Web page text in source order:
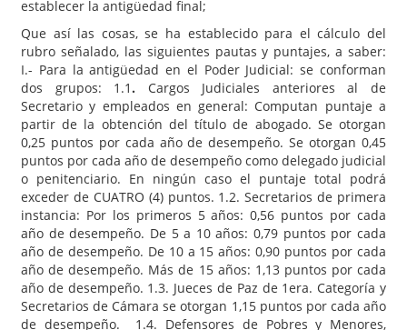
establecer la antigüedad final;
Que así las cosas, se ha establecido para el cálculo del
rubro señalado, las siguientes pautas y puntajes, a saber:
I.- Para la antigüedad en el Poder Judicial: se conforman
dos grupos: 1.1. Cargos Judiciales anteriores al de
Secretario y empleados en general: Computan puntaje a
partir de la obtención del título de abogado. Se otorgan
0,25 puntos por cada año de desempeño. Se otorgan 0,45
puntos por cada año de desempeño como delegado judicial
o penitenciario. En ningún caso el puntaje total podrá
exceder de CUATRO (4) puntos. 1.2. Secretarios de primera
instancia: Por los primeros 5 años: 0,56 puntos por cada
año de desempeño. De 5 a 10 años: 0,79 puntos por cada
año de desempeño. De 10 a 15 años: 0,90 puntos por cada
año de desempeño. Más de 15 años: 1,13 puntos por cada
año de desempeño. 1.3. Jueces de Paz de 1era. Categoría y
Secretarios de Cámara se otorgan 1,15 puntos por cada año
de desempeño. 1.4. Defensores de Pobres y Menores,